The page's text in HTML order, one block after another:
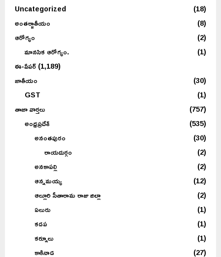
Uncategorized
(18)
అంతర్జాతీయం
(8)
ఆరోగ్యం
(2)
మానసిక ఆరోగ్యం.
(1)
ఈ-పేపర్(1,189)
జాతీయం
(30)
GST
(1)
తాజా వార్తలు
(757)
అంధ్రప్రదేశ్
(535)
అనంతపురం
(30)
రాయదుర్గం
(2)
అనకాపల్లి
(2)
ఆన్నమయ్య
(12)
ఆల్లూరి సీతారామ రాజు జిల్లా
(2)
ఏలురు
(1)
కడప
(1)
కర్నూలు
(1)
కాకినాడ
(27)